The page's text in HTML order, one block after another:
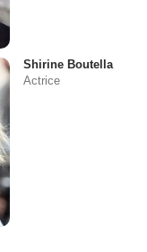
Shirine Boutella
Actrice